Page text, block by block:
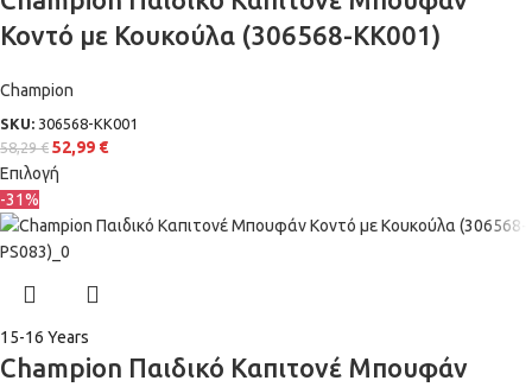
Κοντό με Κουκούλα (306568-KK001)
Champion
SKU: 306568-KK001
58,29€ 52,99 €
Επιλογή
-31%
15-16 Years
Champion Παιδικό Καπιτονέ Μπουφάν